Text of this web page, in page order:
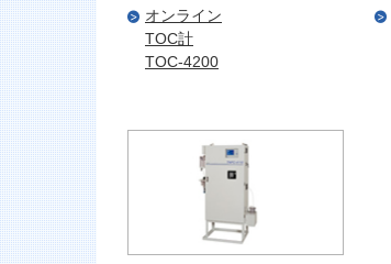
オンライン
TOC計
TOC-4200